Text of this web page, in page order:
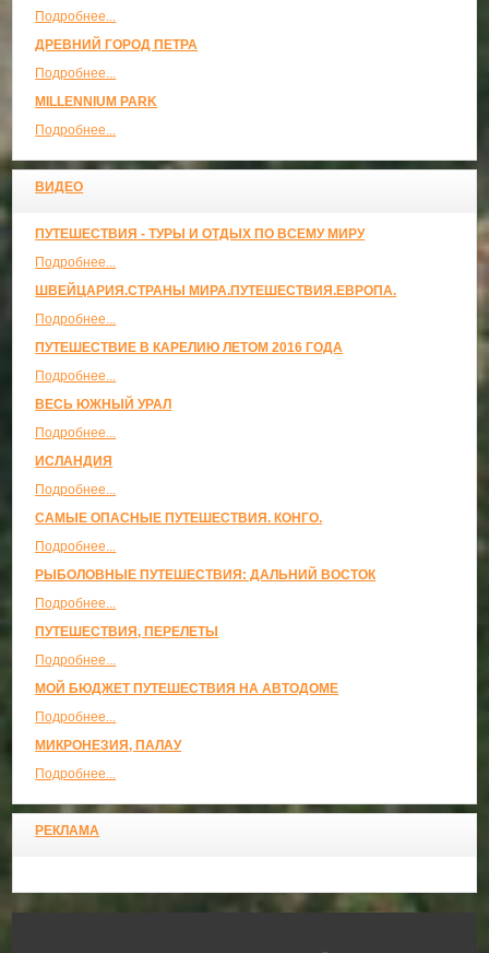
Подробнее...
ДРЕВНИЙ ГОРОД ПЕТРА
Подробнее...
MILLENNIUM PARK
Подробнее...
ВИДЕО
ПУТЕШЕСТВИЯ - ТУРЫ И ОТДЫХ ПО ВСЕМУ МИРУ
Подробнее...
ШВЕЙЦАРИЯ.СТРАНЫ МИРА.ПУТЕШЕСТВИЯ.ЕВРОПА.
Подробнее...
ПУТЕШЕСТВИЕ В КАРЕЛИЮ ЛЕТОМ 2016 ГОДА
Подробнее...
ВЕСЬ ЮЖНЫЙ УРАЛ
Подробнее...
ИСЛАНДИЯ
Подробнее...
САМЫЕ ОПАСНЫЕ ПУТЕШЕСТВИЯ. КОНГО.
Подробнее...
РЫБОЛОВНЫЕ ПУТЕШЕСТВИЯ: ДАЛЬНИЙ ВОСТОК
Подробнее...
ПУТЕШЕСТВИЯ, ПЕРЕЛЕТЫ
Подробнее...
МОЙ БЮДЖЕТ ПУТЕШЕСТВИЯ НА АВТОДОМЕ
Подробнее...
МИКРОНЕЗИЯ, ПАЛАУ
Подробнее...
РЕКЛАМА